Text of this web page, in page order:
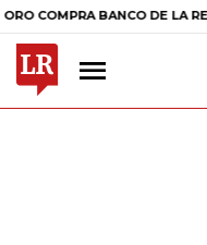
BANCO DE LA REPÚBLICA